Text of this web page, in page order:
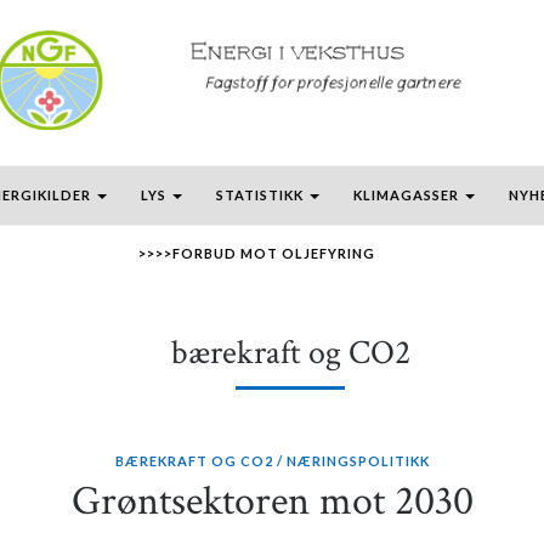
LYS STATISTIKK KLIMAGASSER
>>>>FORBUD MOT OLJEFYRING
bærekraft og CO2
BÆREKRAFT OG CO2 NÆRINGSPOLITIKK
Grøntsektoren mot 2030